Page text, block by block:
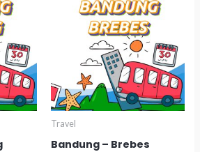
Travel
Bandung – Brebes